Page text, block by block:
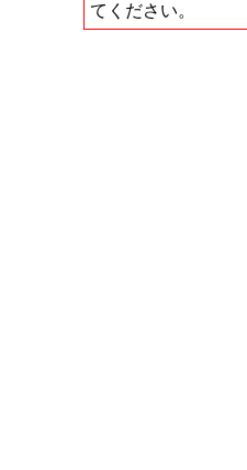
てください。